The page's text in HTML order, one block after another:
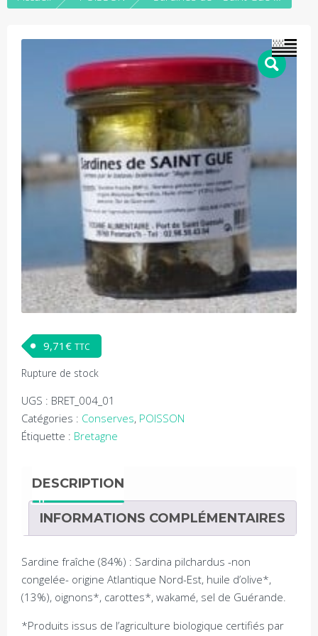
9,71 € TTC
Rupture de stock
UGS : BRET_004_01
Catégories : Conserves, POISSON
Étiquette : Bretagne
DESCRIPTION
INFORMATIONS COMPLÉMENTAIRES
Sardine fraîche (84%) : Sardina pilchardus -non
congelée- origine Atlantique Nord-Est, huile d’olive*,
(13%), oignons*, carottes*, wakamé, sel de Guérande.
*Produits issus de l’agriculture biologique certifiés par